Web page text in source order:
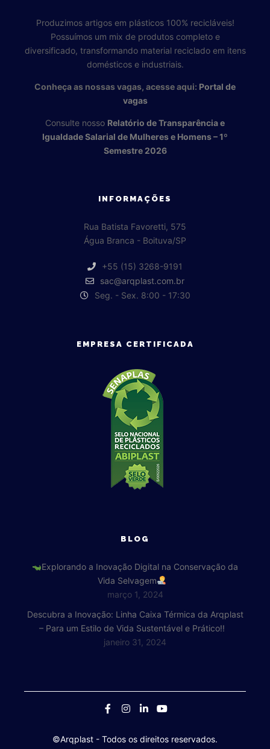
Produzimos artigos em plásticos 100% recicláveis!
Possuímos um mix de produtos completo e
diversificado, transformando material reciclado em itens
domésticos e industriais.
Conheça as nossas vagas, acesse aqui: Portal de
vagas
Consulte nosso Relatório de Transparência e
Igualdade Salarial de Mulheres e Homens – 1º
Semestre 2026
INFORMAÇÕES
Rua Batista Favoretti, 575
Água Branca - Boituva/SP
+55 (15) 3268-9191
sac@arqplast.com.br
Seg. - Sex. 8:00 - 17:30
EMPRESA CERTIFICADA
BLOG
Explorando a Inovação Digital na Conservação da
Vida Selvagem
março 1, 2024
Descubra a Inovação: Linha Caixa Térmica da Arqplast
– Para um Estilo de Vida Sustentável e Prático!!
janeiro 31, 2024
©Arqplast - Todos os direitos reservados.